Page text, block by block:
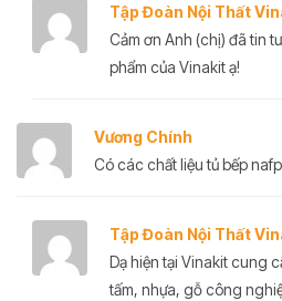
Tập Đoàn Nội Thất
Cảm ơn Anh (chị) đã tin
phẩm của Vinakit ạ!
Vương Chính
Có các chất liệu tủ bếp nafp
Tập Đoàn Nội Thất
Dạ hiện tại Vinakit cung
tấm, nhựa, gỗ công